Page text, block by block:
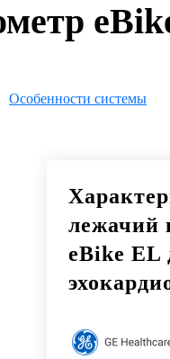
Особенности системы
лежачий
eBike EL